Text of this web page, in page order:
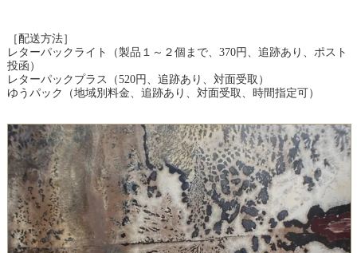
［配送方法］
レターパックライト（製品１～２個まで、370円、追跡あり、ポスト
投函）
レターパックプラス（520円、追跡あり、対面受取）
ゆうパック（地域別料金、追跡あり、対面受取、時間指定可）